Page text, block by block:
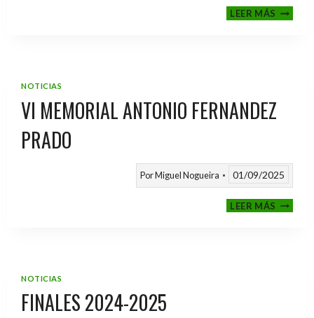
LEER MÁSIII
NOTICIAS
VI MEMORIAL ANTONIO FERNANDEZ
PRADO
PorMiguel Nogueira 01/09/2025
LEER MÁSVI
NOTICIAS
FINALES 2024-2025